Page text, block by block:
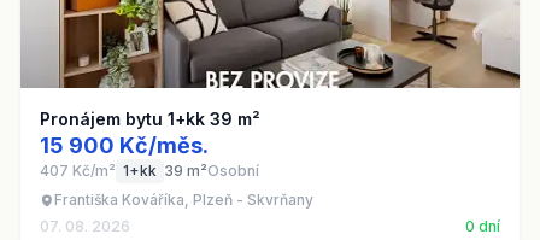
Pronájem bytu 1+kk 39 m²
15 900 Kč/měs.
407 Kč/m² 1+kk 39 m²Osobní
Františka Kováříka, Plzeň - Skvrňany
07. 08. 2026
0 dní